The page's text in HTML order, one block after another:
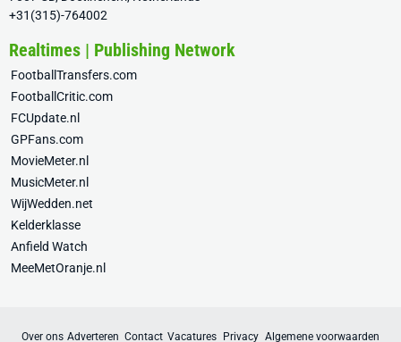
+31(315)-764002
Realtimes | Publishing Network
FootballTransfers.com
FootballCritic.com
FCUpdate.nl
GPFans.com
MovieMeter.nl
MusicMeter.nl
WijWedden.net
Kelderklasse
Anfield Watch
MeeMetOranje.nl
Over ons Adverteren Contact Vacatures Privacy Algemene voorwaarden